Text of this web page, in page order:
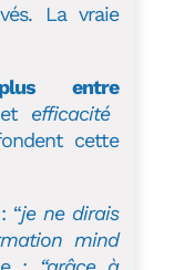
La vraie
entre
et efficacité
cette
“je ne dirais
mind